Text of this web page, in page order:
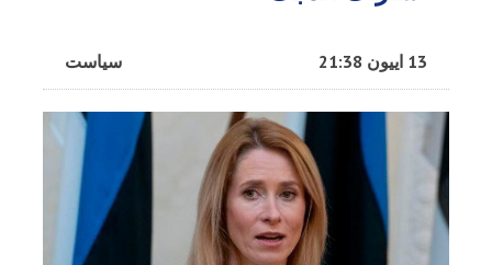
سیاست 13 اییون 21:38